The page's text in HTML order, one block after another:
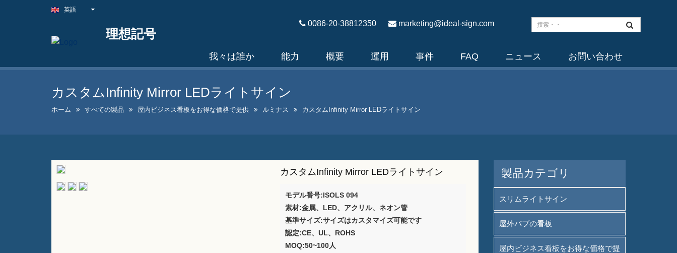
英語
理想記号
0086-20-38812350 marketing@ideal-sign.com
我々は誰か 能力 概要 運用 事件 FAQ ニュース お問い合わせ
カスタムInfinity Mirror LEDライトサイン
ホーム すべての製品 屋内ビジネス看板をお得な価格で提供 ルミナス カスタムInfinity Mirror LEDライトサイン
カスタムInfinity Mirror LEDライトサイン
モデル番号:ISOLS 094
素材:金属、LED、アクリル、ネオン管
基準サイズ:サイズはカスタマイズ可能です
認定:CE、UL、ROHS
MOQ:50~100人
製品カテゴリ
スリムライトサイン
屋外パブの看板
屋内ビジネス看板をお得な価格で提